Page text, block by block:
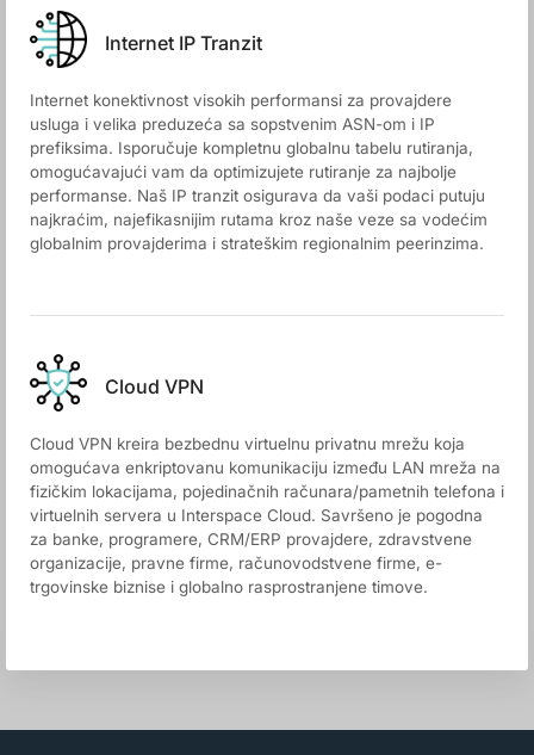
Internet IP Tranzit
Internet konektivnost visokih performansi za provajdere
usluga i velika preduzeća sa sopstvenim ASN-om i IP
prefiksima. Isporučuje kompletnu globalnu tabelu rutiranja,
omogućavajući vam da optimizujete rutiranje za najbolje
performanse. Naš IP tranzit osigurava da vaši podaci putuju
najkraćim, najefikasnijim rutama kroz naše veze sa vodećim
globalnim provajderima i strateškim regionalnim peerinzima.
Cloud VPN
Cloud VPN kreira bezbednu virtuelnu privatnu mrežu koja
omogućava enkriptovanu komunikaciju između LAN mreža na
fizičkim lokacijama, pojedinačnih računara/pametnih telefona i
virtuelnih servera u Interspace Cloud. Savršeno je pogodna
za banke, programere, CRM/ERP provajdere, zdravstvene
organizacije, pravne firme, računovodstvene firme, e-
trgovinske biznise i globalno rasprostranjene timove.